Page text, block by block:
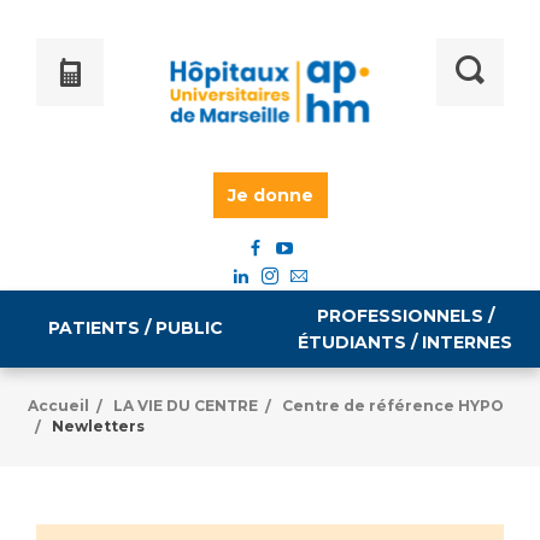
Je donne
PATIENTS / PUBLIC
Informations pratiques
PROFESSIONNELS /
ÉTUDIANTS / INTERNES
Égalité professionnelle
Emploi / formation
Accueil / LA VIE DU CENTRE /
Centre de référence HYPO
/
Newletters